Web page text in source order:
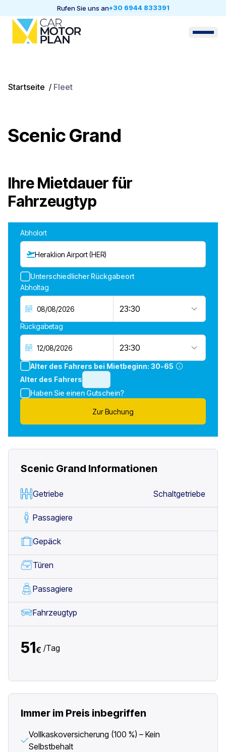
Rufen Sie uns an+30 6944 833391
Startseite / Fleet
Scenic Grand
Ihre Mietdauer für
Fahrzeugtyp
Abholort
Heraklion Airport (HER)
Unterschiedlicher Rückgabeort
Abholtag
23:30
Rückgabetag
23:30
Alter des Fahrers bei Mietbeginn: 30-65
Alter des Fahrers
Haben Sie einen Gutschein?
Zur Buchung
Scenic Grand Informationen
Getriebe Schaltgetriebe
Passagiere
Gepäck
Türen
Passagiere
Fahrzeugtyp
51€ /Tag
Immer im Preis inbegriffen
Vollkaskoversicherung (100 %) – Kein
Selbstbehalt